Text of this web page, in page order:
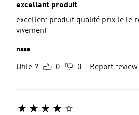
excellant produit
excellent produit qualité prix le le
vivement
nass
Utile ? 0 0 Report review